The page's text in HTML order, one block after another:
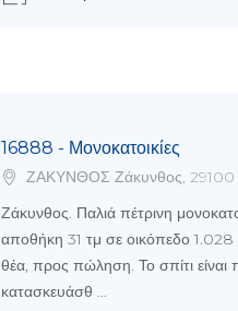
16888 - Μονοκατοικίες
ΖΑΚΥΝΘΟΣ Ζάκυνθος, 29100
Ζάκυνθος. Παλιά πέτρινη
αποθήκη 31 τμ σε οικόπεδο
θέα, προς πώληση. Το σπίτι είναι
κατασκευάσθ ...